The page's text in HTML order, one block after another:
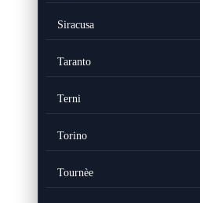
Siracusa
Taranto
Terni
Torino
Tournèe